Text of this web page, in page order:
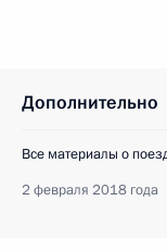
Дополнительно
Все материалы о
2 февраля 2018 года